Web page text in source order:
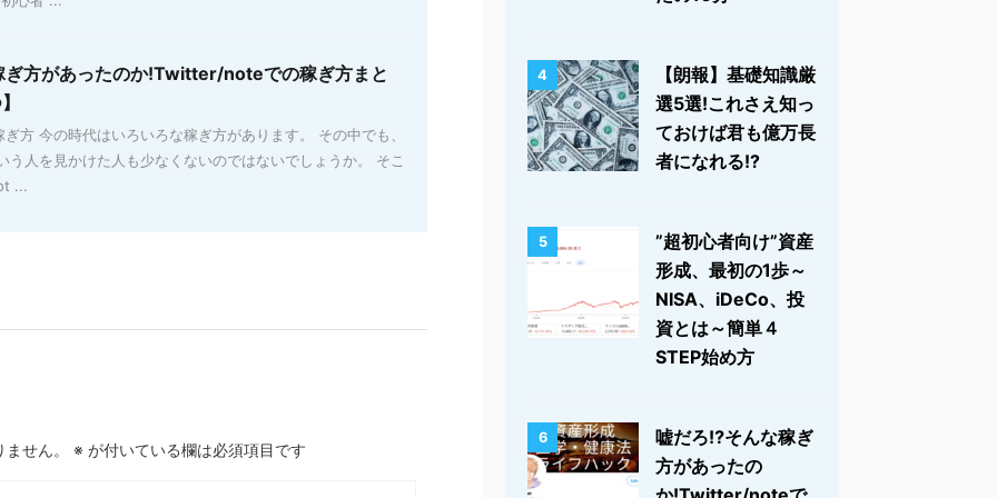
方があったのか!Twitter/noteでの稼ぎ方まと
方 今の時代はいろいろな稼ぎ方があります。 その中でも、
う人を見かけた人も少なくないのではないでしょうか。 そこ
...
せん。 ※ が付いている欄は必須項目です
4
【朗報】基礎知識厳
選5選!これさえ知っ
ておけば君も億万長
者になれる!?
5
”超初心者向け”資産
形成、最初の1歩～
NISA、iDeCo、投
資とは～簡単４
STEP始め方
6
嘘だろ⁉そんな稼ぎ
方があったの